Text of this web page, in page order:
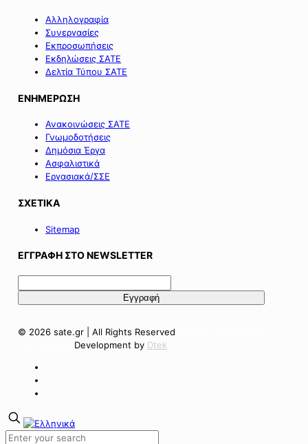
Αλληλογραφία
Συνεργασίες
Εκπροσωπήσεις
Εκδηλώσεις ΣΑΤΕ
Δελτία Τύπου ΣΑΤΕ
ΕΝΗΜΕΡΩΣΗ
Ανακοινώσεις ΣΑΤΕ
Γνωμοδοτήσεις
Δημόσια Έργα
Ασφαλιστικά
Εργασιακά/ΣΣΕ
ΣΧΕΤΙΚΑ
Sitemap
ΕΓΓΡΑΦΗ ΣΤΟ NEWSLETTER
© 2026 sate.gr | All Rights Reserved
Development by Dtek